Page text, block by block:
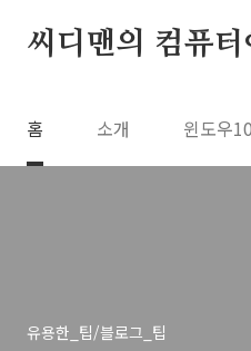
씨디맨의 컴퓨터
홈 소개 윈도우
유용한_팁/블로그_팁